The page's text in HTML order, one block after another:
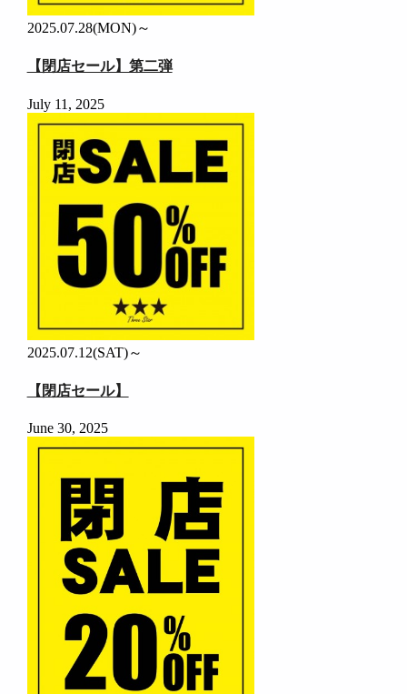
2025.07.28(MON)～
【閉店セール】第二弾
July 11, 2025
2025.07.12(SAT)～
【閉店セール】
June 30, 2025